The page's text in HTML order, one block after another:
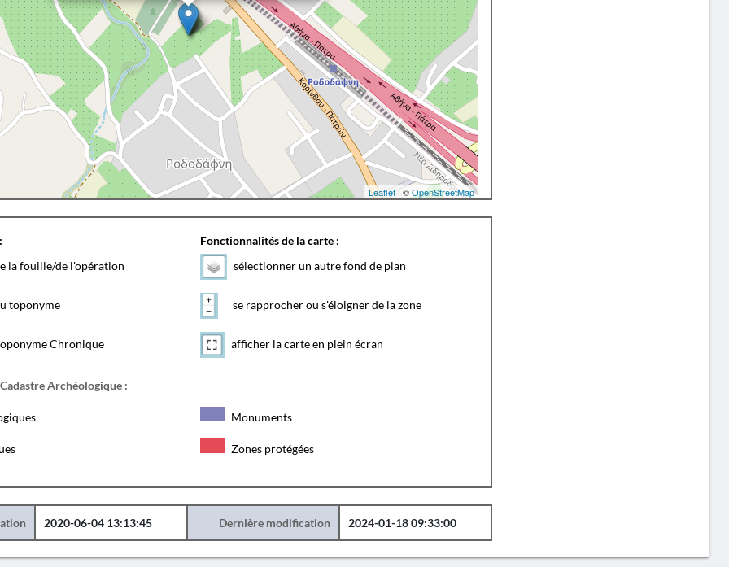
Leaflet| ©OpenStreetMap
la fouille/de l'opération
toponyme
Chronique
Fonctionnalités de la carte :
sélectionner un autre fond de plan
se rapprocher ou s'éloigner de la zone
afficher la carte en plein écran
Archéologique :
Monuments
Zones protégées
2020-06-04 13:13:45 Dernière modification 2024-01-18 09:33:00